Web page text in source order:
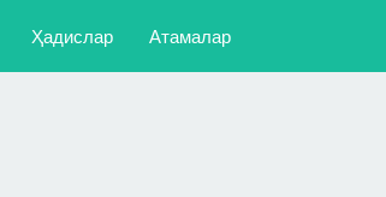
Ҳадислар Атамалар